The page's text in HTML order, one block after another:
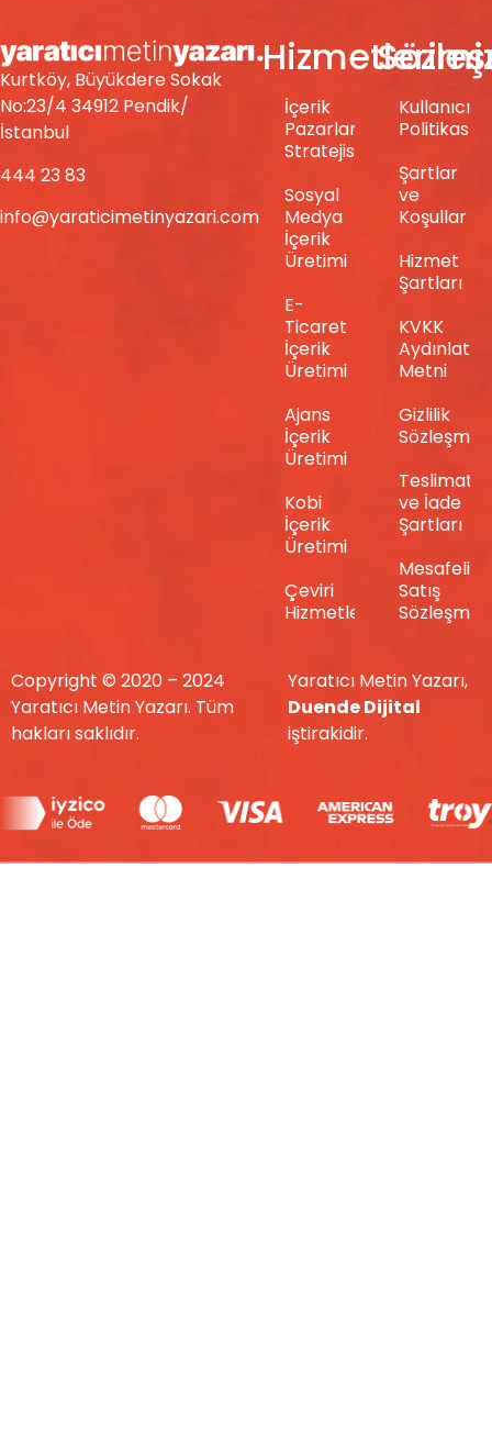
Kurtköy, Büyükdere Sokak
No:23/4 34912 Pendik/
İstanbul
444 23 83
info@yaraticimetinyazari.com
İçerik
Pazarlama
Stratejisi
Sosyal
Medya
İçerik
Üretimi
E-
Ticaret
İçerik
Üretimi
Ajans
İçerik
Üretimi
Kobi
İçerik
Üretimi
Çeviri
Hizmetleri
Kullanıcı
Politikası
Şartlar
ve
Koşullar
Hizmet
Şartları
KVKK
Metni
Gizlilik
Teslimat
ve İade
Şartları
Mesafeli
Satış
Copyright © 2020 – 2024
Yaratıcı Metin Yazarı. Tüm
hakları saklıdır.
Yaratıcı Metin Yazarı,
Duende Dijital
iştirakidir.